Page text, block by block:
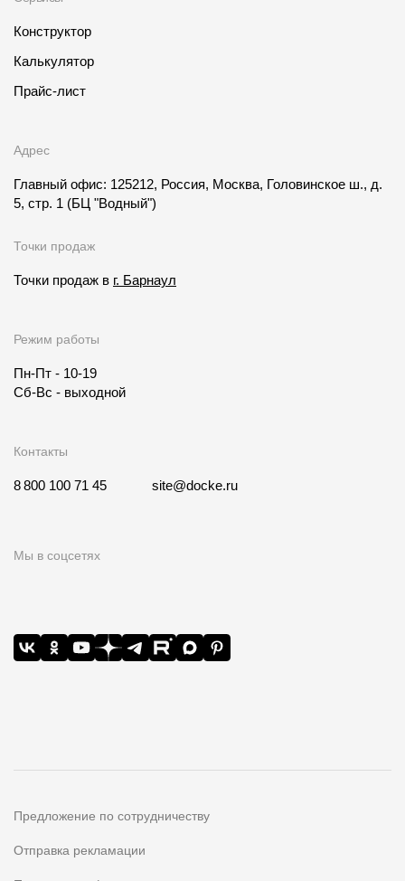
Конструктор
Калькулятор
Прайс-лист
Адрес
Главный офис: 125212, Россия, Москва, Головинское ш., д.
5, стр. 1 (БЦ "Водный")
Точки продаж
Точки продаж в г. Барнаул
Режим работы
Пн-Пт - 10-19
Сб-Вс - выходной
Контакты
8 800 100 71 45 site@docke.ru
Мы в соцсетях
Предложение по сотрудничеству
Отправка рекламации